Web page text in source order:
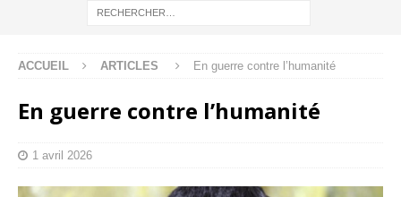
ACCUEIL ARTICLES En guerre contre l’humanité
En guerre contre l’humanité
1 avril 2026